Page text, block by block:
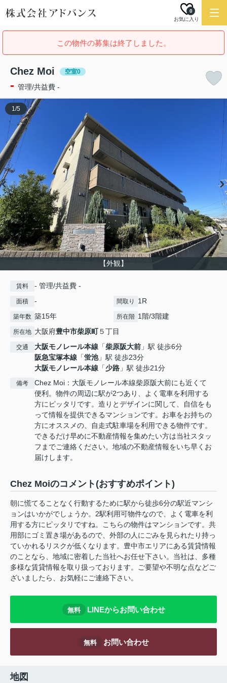
お気に入り
0
この物件の募集は終了しました。
Chez Moi 空室0
- 管理/共益費 -
【外観】
1/5
賃料 - 管理/共益費 -
面積 - 間取り 1R
築年数 築15年 所在階 1階/3階建
所在地 大阪府豊中市柴原町５丁目
交通 大阪モノレール本線 「柴原阪大前 」駅 徒歩6分
阪急宝塚本線 「蛍池」駅 徒歩23分
大阪モノレール本線 「少路 」駅 徒歩21分
備考
Chez Moi：大阪モノレール本線柴原阪大前にも近くて
便利。物件の周辺に駅が2つあり、よく電車を利用する
方にピッタリです。造りとデザインに関して、自信をも
って情報を提供できるマンションです。お車をお持ちの
方にオススメの、自走式駐車場を利用できる物件です。
できるだけ早めに不動産情報を集めたい方は当社スタッ
フまでご連絡ください。地域の不動産情報をいち早くお
届けします。
Chez Moiのコメント(おすすめポイント)
朝に慌てることなく行動するために駅から徒歩6分の駅近マンシ
ョンはいかがでしょうか。2駅利用可物件なので、よく電車を利
用する方にピッタリですね。こちらの物件はマンションです。共
用部にゴミ置き場があるので、外部の人にごみを見られたり持っ
ていかれるリスクが低くなります。豊中市エリアにある賃貸情報
のことなら、地域に密着した当社へお任せ下さい。当社は、多種
多様な賃貸情報を取り扱っております。ご要望や不明な点などご
ざいましたら、お気軽にご連絡下さい。
無料 LINEからお問い合わせ
無料 お問い合わせ
地図